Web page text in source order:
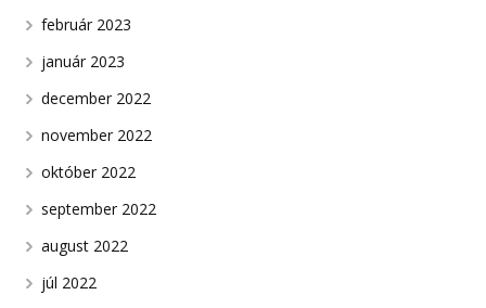
február 2023
január 2023
december 2022
november 2022
október 2022
september 2022
august 2022
júl 2022